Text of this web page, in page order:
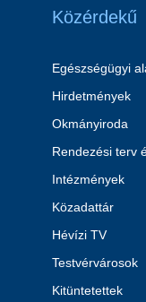
Közérdekű
Egészségügyi
Hirdetmények
Okmányiroda
Rendezési terv
Intézmények
Közadattár
Hévízi TV
Testvérvárosok
Kitüntetettek